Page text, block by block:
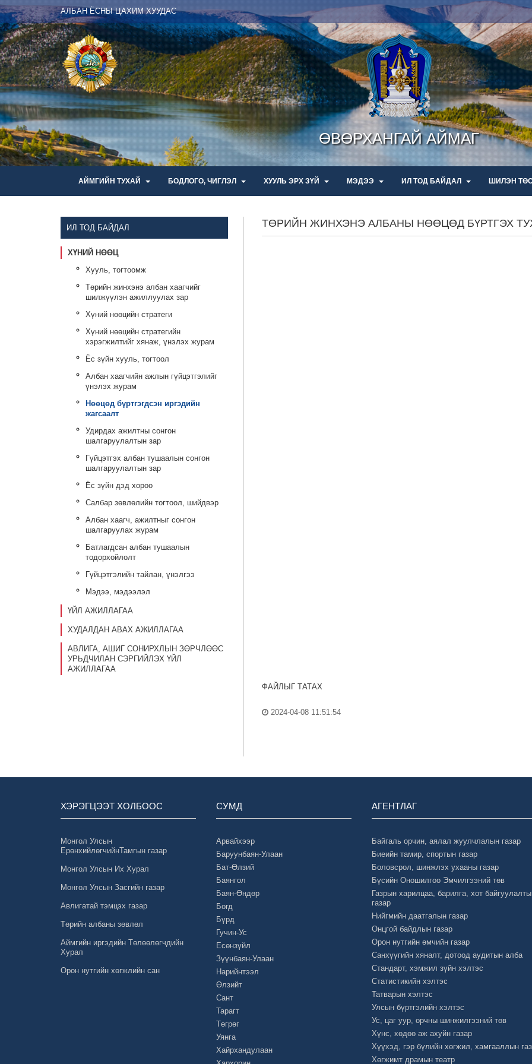
АЛБАН ЁСНЫ ЦАХИМ ХУУДАС
ӨВӨРХАНГАЙ АЙМАГ
АЙМГИЙН ТУХАЙ БОДЛОГО, ЧИГЛЭЛ ХУУЛЬ ЭРХ ЗҮЙ МЭДЭЭ ИЛ ТОД БАЙДАЛ ШИЛЭН
ИЛ ТОД БАЙДАЛ
ХҮНИЙ НӨӨЦ
Хууль, тогтоомж
Төрийн жинхэнэ албан хаагчийг
шилжүүлэн ажиллуулах зар
Хүний нөөцийн стратеги
Хүний нөөцийн стратегийн
хэрэгжилтийг хянаж, үнэлэх журам
Ёс зүйн хууль, тогтоол
Албан хаагчийн ажлын гүйцэтгэлийг
үнэлэх журам
Нөөцөд бүртгэгдсэн иргэдийн
жагсаалт
Удирдах ажилтны сонгон
шалгаруулалтын зар
Гүйцэтгэх албан тушаалын сонгон
шалгаруулалтын зар
Ёс зүйн дэд хороо
Салбар зөвлөлийн тогтоол, шийдвэр
Албан хаагч, ажилтныг сонгон
шалгаруулах журам
Батлагдсан албан тушаалын
тодорхойлолт
Гүйцэтгэлийн тайлан, үнэлгээ
Мэдээ, мэдээлэл
ҮЙЛ АЖИЛЛАГАА
ХУДАЛДАН АВАХ АЖИЛЛАГАА
АВЛИГА, АШИГ СОНИРХЛЫН ЗӨРЧЛӨӨС
УРЬДЧИЛАН СЭРГИЙЛЭХ ҮЙЛ
АЖИЛЛАГАА
ТӨРИЙН ЖИНХЭНЭ АЛБАНЫ НӨӨЦӨД БҮРТГЭХ
ФАЙЛЫГ ТАТАХ
2024-04-08 11:51:54
ХЭРЭГЦЭЭТ ХОЛБООС
Монгол Улсын
ЕрөнхийлөгчийнТамгын газар
Монгол Улсын Их Хурал
Монгол Улсын Засгийн газар
Авлигатай тэмцэх газар
Төрийн албаны зөвлөл
Аймгийн иргэдийн Төлөөлөгчдийн
Хурал
Орон нутгийн хөгжлийн сан
СУМД
Арвайхээр
Баруунбаян-Улаан
Бат-Өлзий
Баянгол
Баян-Өндөр
Богд
Бүрд
Гучин-Ус
Есөнзүйл
Зүүнбаян-Улаан
Нарийнтээл
Өлзийт
Сант
Тарагт
Төгрөг
Уянга
Хайрхандулаан
АГЕНТЛАГ
Байгаль орчин, аялал жуулчлалын газар
Биеийн тамир, спортын газар
Боловсрол, шинжлэх ухааны газар
Бүсийн Оношилгоо Эмчилгээний төв
Газрын харилцаа, барилга, хот
газар
Нийгмийн даатгалын газар
Онцгой байдлын газар
Орон нутгийн өмчийн газар
Санхүүгийн хяналт, дотоод аудитын алба
Стандарт, хэмжил зүйн хэлтэс
Статистикийн хэлтэс
Татварын хэлтэс
Улсын бүртгэлийн хэлтэс
Ус, цаг уур, орчны шинжилгээний төв
Хүнс, хөдөө аж ахуйн газар
Хүүхэд, гэр бүлийн хөгжил, хамгааллын
Хөгжимт драмын театр